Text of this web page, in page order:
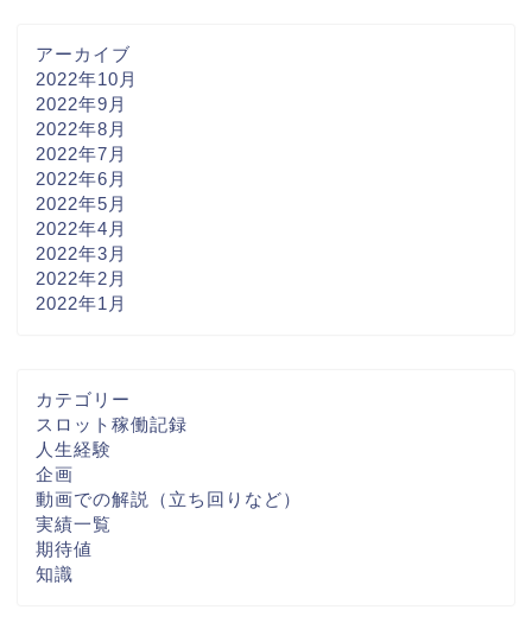
アーカイブ
2022年10月
2022年9月
2022年8月
2022年7月
2022年6月
2022年5月
2022年4月
2022年3月
2022年2月
2022年1月
カテゴリー
スロット稼働記録
人生経験
企画
動画での解説（立ち回りなど）
実績一覧
期待値
知識